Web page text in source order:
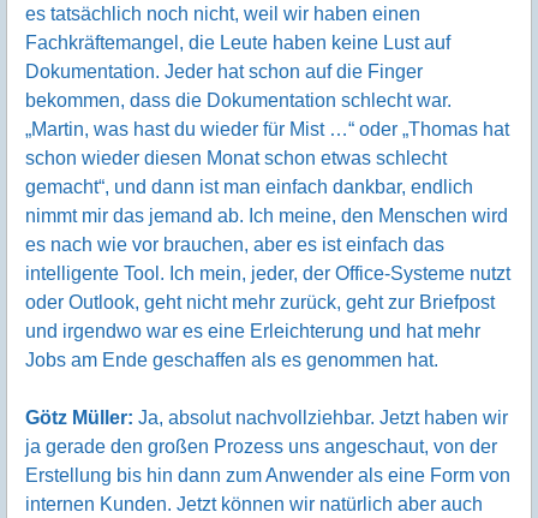
es tatsächlich noch nicht, weil wir haben einen
Fachkräftemangel, die Leute haben keine Lust auf
Dokumentation. Jeder hat schon auf die Finger
bekommen, dass die Dokumentation schlecht war.
„Martin, was hast du wieder für Mist …“ oder „Thomas hat
schon wieder diesen Monat schon etwas schlecht
gemacht“, und dann ist man einfach dankbar, endlich
nimmt mir das jemand ab. Ich meine, den Menschen wird
es nach wie vor brauchen, aber es ist einfach das
intelligente Tool. Ich mein, jeder, der Office-Systeme nutzt
oder Outlook, geht nicht mehr zurück, geht zur Briefpost
und irgendwo war es eine Erleichterung und hat mehr
Jobs am Ende geschaffen als es genommen hat.
Götz Müller: Ja, absolut nachvollziehbar. Jetzt haben wir
ja gerade den großen Prozess uns angeschaut, von der
Erstellung bis hin dann zum Anwender als eine Form von
internen Kunden. Jetzt können wir natürlich aber auch